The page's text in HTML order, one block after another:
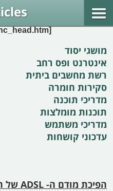
מושגי יסוד
אינטרנט ופס רחב
רשת מחשבים ביתית
סקירות חומרה
מדריכי תוכנה
תוכנות מומלצות
מדריכי משתמש
עדכוני קושחות
הפיכת מודם ה- ADSL של